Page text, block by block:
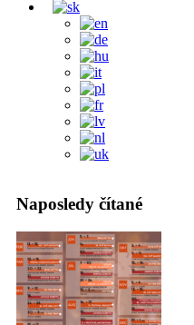
Naposledy čítané